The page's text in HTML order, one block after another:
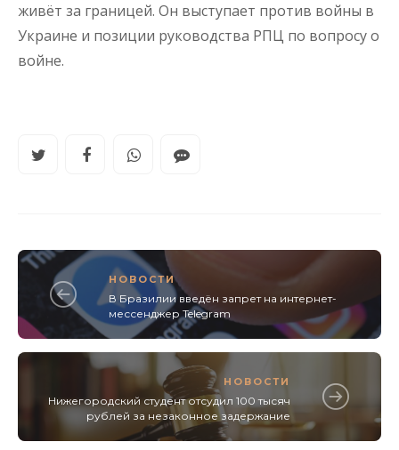
живёт за границей. Он выступает против войны в
Украине и позиции руководства РПЦ по вопросу о
войне.
НОВОСТИ
В Бразилии введён запрет на интернет-
мессенджер Telegram
НОВОСТИ
Нижегородский студент отсудил 100 тысяч
рублей за незаконное задержание